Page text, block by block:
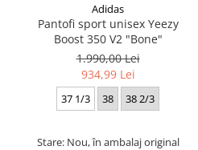
Adidas
Pantofi sport unisex Yeezy
Boost 350 V2 "Bone"
1.990,00 Lei
934,99 Lei
37 1/3 38 38 2/3
Stare: Nou, în ambalaj original